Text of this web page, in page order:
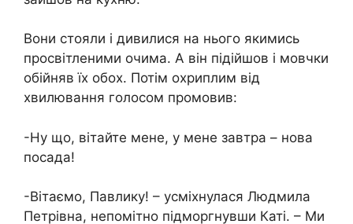
Вони стояли і дивилися на нього якимись
просвітленими очима. А він підійшов і мовчки
обійняв їх обох. Потім охриплим від
хвилювання голосом промовив:
-Ну що, вітайте мене, у мене завтра – нова
посада!
-Вітаємо, Павлику! – усміхнулася Людмила
Петрівна, непомітно підморгнувши Каті. – Ми